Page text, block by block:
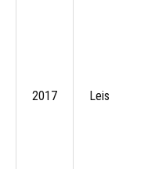
2017 Leis